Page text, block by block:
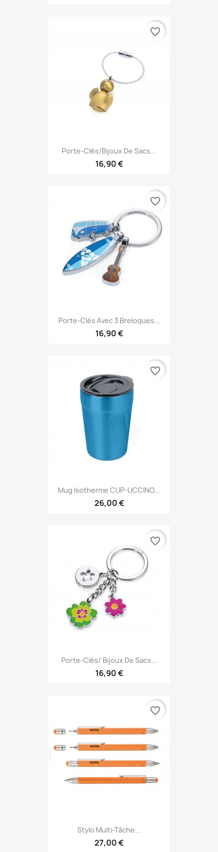
Porte-Clés/Bijoux De Sacs...
16,90 €
favorite_border
Porte-Clés Avec 3 Breloques...
16,90 €
favorite_border
Mug Isotherme CUP-UCCINO...
26,00 €
favorite_border
Porte-Clés/ Bijoux De Sacs...
16,90 €
favorite_border
Stylo Multi-Tâche...
27,00 €
favorite_border